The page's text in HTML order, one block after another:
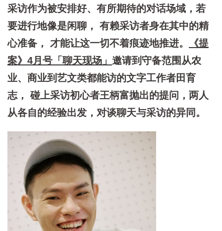
采访作为被安排好、有所期待的对话场域，若
要进行地像是闲聊， 有赖采访者身在其中的精
心准备， 才能让这一切不着痕迹地推进。
《提
案》4月号「聊天现场」 邀请到守备范围从农
业、商业到艺文类都能访的文字工作者田育
志， 碰上采访初心者王柄富抛出的提问，两人
从各自的经验出发，对谈聊天与采访的异同。